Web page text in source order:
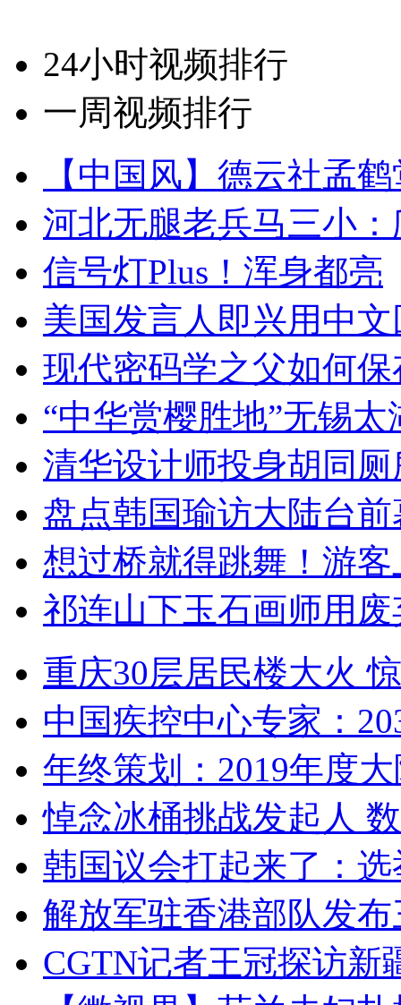
24小时视频排行
一周视频排行
【中国风】德云社孟
河北无腿老兵马三小
信号灯Plus！浑身都亮
美国发言人即兴用中
现代密码学之父如何
“中华赏樱胜地”无锡
清华设计师投身胡同
盘点韩国瑜访大陆台
想过桥就得跳舞！游客
祁连山下玉石画师用
重庆30层居民楼大火
中国疾控中心专家：
年终策划：2019年度
悼念冰桶挑战发起人
韩国议会打起来了：
解放军驻香港部队发
CGTN记者王冠探访新